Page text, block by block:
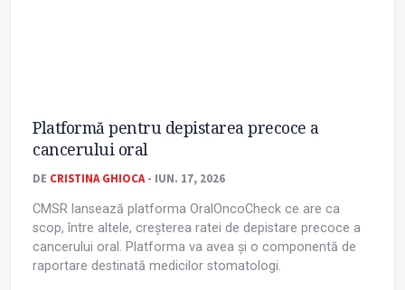
Platformă pentru depistarea precoce a
cancerului oral
DE CRISTINA GHIOCA- IUN. 17, 2026
CMSR lansează platforma OralOncoCheck ce are ca
scop, între altele, creșterea ratei de depistare precoce a
cancerului oral. Platforma va avea și o componentă de
raportare destinată medicilor stomatologi.